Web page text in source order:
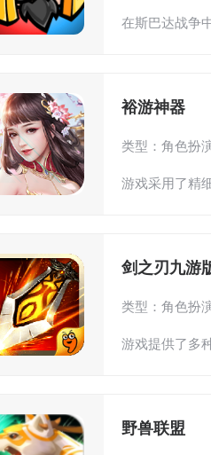
在斯巴达战争
裕游神器
类型：角色扮
游戏采用了精
剑之刃九游
类型：角色扮
游戏提供了多
野兽联盟